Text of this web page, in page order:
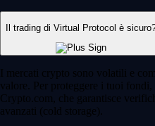
Il trading di Virtual Protocol è
I mercati crypto sono volatili e
valore. Per proteggere i tuoi
Crypto.com, che garantisce
avanzati (cold storage).